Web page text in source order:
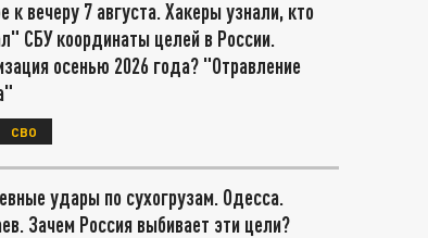
к вечеру 7 августа. Хакеры узнали, кто
СБУ координаты целей в России.
осенью 2026 года? "Отравление
СВО
удары по сухогрузам. Одесса.
Зачем Россия выбивает эти цели?